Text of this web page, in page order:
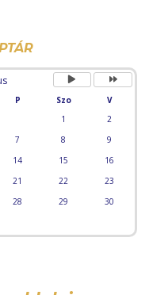
P Szo
V
1
2
7 8
9
14 15
16
21 22
23
28 29
30